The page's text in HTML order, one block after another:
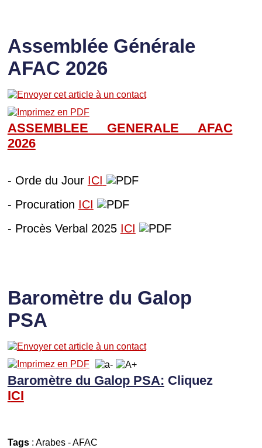
Assemblée Générale
AFAC 2026
ASSEMBLEE GENERALE AFAC
2026
- Orde du Jour ICI
- Procuration ICI
- Procès Verbal 2025 ICI
Baromètre du Galop
PSA
Baromètre du Galop PSA: Cliquez
ICI
Tags: Arabes-AFAC